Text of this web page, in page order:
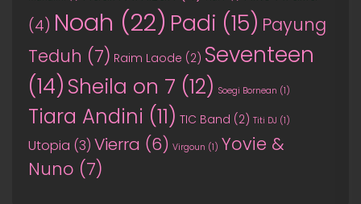
(4) Noah (22) Padi (15) Payung
Teduh (7) Raim Laode (2) Seventeen
(14) Sheila on 7 (12) Soegi Bornean (1)
Tiara Andini (11) TIC Band (2) Titi DJ (1)
Utopia (3) Vierra (6) Virgoun (1) Yovie &
Nuno (7)